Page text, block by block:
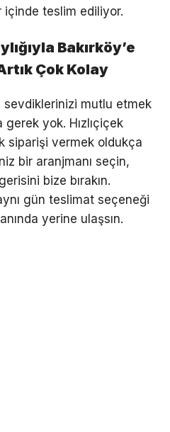
içinde teslim ediliyor.
Bakırköy’e
Çok Kolay
sevdiklerinizi mutlu etmek
yok. Hızlıçiçek
siparişi vermek oldukça
bir aranjmanı seçin,
bize bırakın.
gün teslimat seçeneği
yerine ulaşsın.